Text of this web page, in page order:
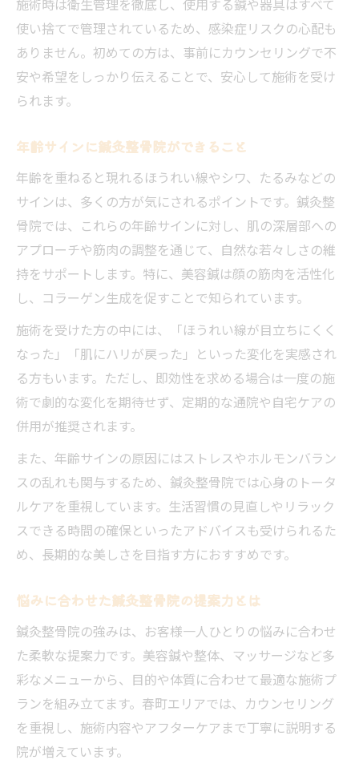
使い捨てで管理されているため、感染症リスクの心配も
ありません。初めての方は、事前にカウンセリングで不
安や希望をしっかり伝えることで、安心して施術を受け
られます。
年齢サインに鍼灸整骨院ができること
年齢を重ねると現れるほうれい線やシワ、たるみなどの
サインは、多くの方が気にされるポイントです。鍼灸整
骨院では、これらの年齢サインに対し、肌の深層部への
アプローチや筋肉の調整を通じて、自然な若々しさの維
持をサポートします。特に、美容鍼は顔の筋肉を活性化
し、コラーゲン生成を促すことで知られています。
施術を受けた方の中には、「ほうれい線が目立ちにくく
なった」「肌にハリが戻った」といった変化を実感され
る方もいます。ただし、即効性を求める場合は一度の施
術で劇的な変化を期待せず、定期的な通院や自宅ケアの
併用が推奨されます。
また、年齢サインの原因にはストレスやホルモンバラン
スの乱れも関与するため、鍼灸整骨院では心身のトータ
ルケアを重視しています。生活習慣の見直しやリラック
スできる時間の確保といったアドバイスも受けられるた
め、長期的な美しさを目指す方におすすめです。
悩みに合わせた鍼灸整骨院の提案力とは
鍼灸整骨院の強みは、お客様一人ひとりの悩みに合わせ
た柔軟な提案力です。美容鍼や整体、マッサージなど多
彩なメニューから、目的や体質に合わせて最適な施術プ
ランを組み立てます。春町エリアでは、カウンセリング
を重視し、施術内容やアフターケアまで丁寧に説明する
院が増えています。